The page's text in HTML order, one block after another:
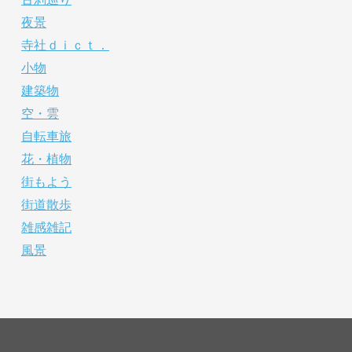
夜景
寺社ｄｉｃｔ．
小物
建築物
空・雲
自転車旅
花・植物
街もよう
街道散歩
雑感雑記
風景